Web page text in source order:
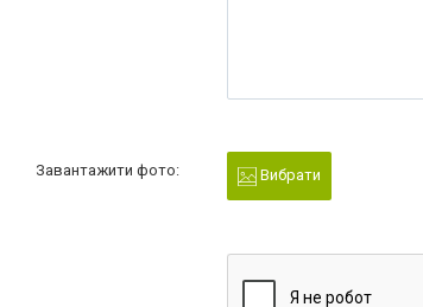
Завантажити фото: Вибрати